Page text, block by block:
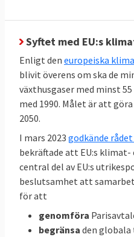
EU-genomsnitt
Sverige
Källor
Syftet med EU:s
Enligt den europeiska
blivit överens om ska de
växthusgaser med minst
med 1990. Målet är att
2050.
I mars 2023 godkände
bekräftade att EU:s
central del av EU:s
beslutsamhet att
för att
genomföra
begränsa den